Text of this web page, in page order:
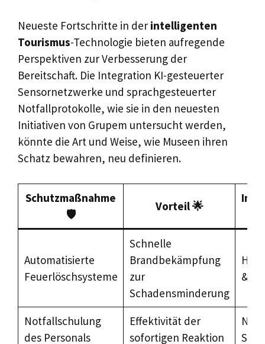
Neueste Fortschritte in der intelligenten
Tourismus-Technologie bieten aufregende
Perspektiven zur Verbesserung der
Bereitschaft. Die Integration KI-gesteuerter
Sensornetzwerke und sprachgesteuerter
Notfallprotokolle, wie sie in den neuesten
Initiativen von Grupem untersucht werden,
könnte die Art und Weise, wie Museen ihren
Schatz bewahren, neu definieren.
Schutzmaßnahme
🛡️
Vorteil 🌟
Automatisierte
Feuerlöschsysteme
Schnelle
Brandbekämpfung
zur
Schadensminderung
&
Notfallschulung
des Personals
Effektivität der
sofortigen Reaktion